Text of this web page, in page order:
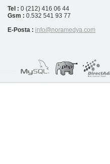
Tel : 0 (212) 416 06 44
Gsm : 0.532 541 93 77
E-Posta : info@noramedya.com